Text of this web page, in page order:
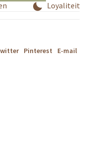
Pinterest E-mail